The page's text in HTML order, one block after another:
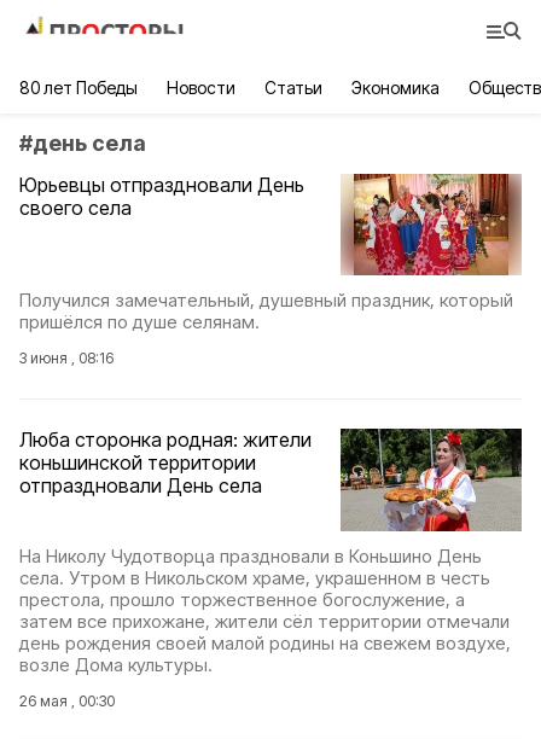
80 лет Победы Новости Статьи Экономика
#день села
Юрьевцы отпраздновали День
своего села
Получился замечательный, душевный праздник, который
пришёлся по душе селянам.
3 июня , 08:16
Люба сторонка родная: жители
коньшинской территории
отпраздновали День села
На Николу Чудотворца праздновали в Коньшино День
села. Утром в Никольском храме, украшенном в честь
престола, прошло торжественное богослужение, а
затем все прихожане, жители сёл территории отмечали
день рождения своей малой родины на свежем воздухе,
возле Дома культуры.
26 мая , 00:30